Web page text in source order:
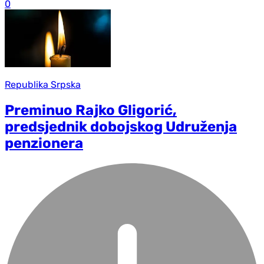
0
Republika Srpska
Preminuo Rajko Gligorić,
predsjednik dobojskog Udruženja
penzionera